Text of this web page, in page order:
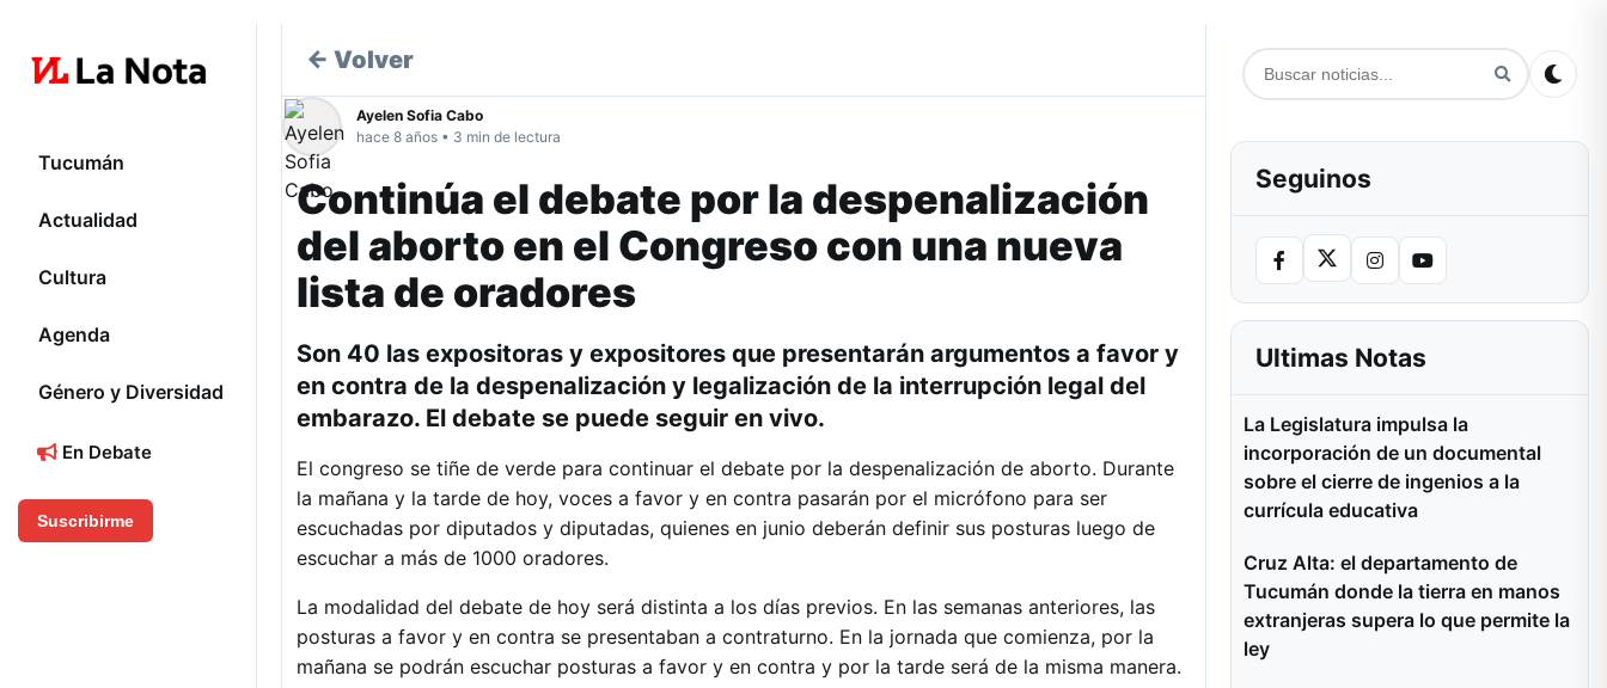
Tucumán
Actualidad
Cultura
Agenda
Género y Diversidad
En Debate
Suscribirme
← Volver
Ayelen Sofia Cabo
hace 8 años • 3 min de lectura
Continúa el debate por la despenalización
del aborto en el Congreso con una nueva
lista de oradores
Son 40 las expositoras y expositores que presentarán argumentos a favor y
en contra de la despenalización y legalización de la interrupción legal del
embarazo. El debate se puede seguir en vivo.
El congreso se tiñe de verde para continuar el debate por la despenalización de aborto. Durante
la mañana y la tarde de hoy, voces a favor y en contra pasarán por el micrófono para ser
escuchadas por diputados y diputadas, quienes en junio deberán definir sus posturas luego de
escuchar a más de 1000 oradores.
La modalidad del debate de hoy será distinta a los días previos. En las semanas anteriores, las
posturas a favor y en contra se presentaban a contraturno. En la jornada que comienza, por la
mañana se podrán escuchar posturas a favor y en contra y por la tarde será de la misma manera.
Seguinos
Ultimas Notas
La Legislatura impulsa la
incorporación de un documental
sobre el cierre de ingenios a la
currícula educativa
Cruz Alta: el departamento de
Tucumán donde la tierra en manos
extranjeras supera lo que permite la
ley